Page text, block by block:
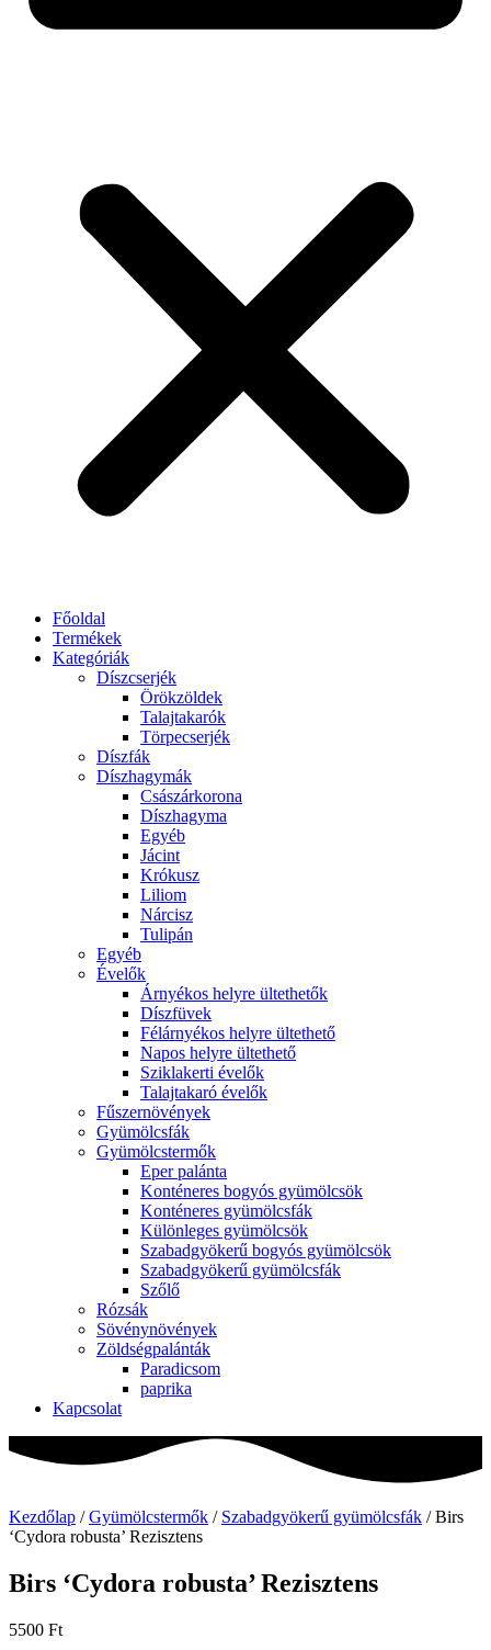
Főoldal
Termékek
Kategóriák
Díszcserjék
Örökzöldek
Talajtakarók
Törpecserjék
Díszfák
Díszhagymák
Császárkorona
Díszhagyma
Egyéb
Jácint
Krókusz
Liliom
Nárcisz
Tulipán
Egyéb
Évelők
Árnyékos helyre ültethetők
Díszfüvek
Félárnyékos helyre ültethető
Napos helyre ültethető
Sziklakerti évelők
Talajtakaró évelők
Fűszernövények
Gyümölcsfák
Gyümölcstermők
Eper palánta
Konténeres bogyós gyümölcsök
Konténeres gyümölcsfák
Különleges gyümölcsök
Szabadgyökerű bogyós gyümölcsök
Szabadgyökerű gyümölcsfák
Szőlő
Rózsák
Sövénynövények
Zöldségpalánták
Paradicsom
paprika
Kapcsolat
Kezdőlap /Gyümölcstermők / Szabadgyökerű gyümölcsfák / Birs
‘Cydora robusta’ Rezisztens
Birs ‘Cydora robusta’ Rezisztens
5500 Ft